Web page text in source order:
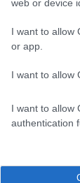
web or device
I want to allow
or app.
I want to allow
I want to allow
authentication
Rt in calo,
un